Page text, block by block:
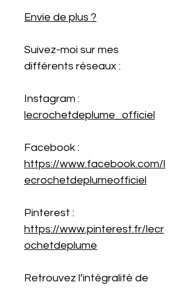
Envie de plus ?
Suivez-moi sur mes
différents réseaux :
Instagram :
lecrochetdeplume_officiel
Facebook :
https://www.facebook.com/l
ecrochetdeplumeofficiel
Pinterest :
https://www.pinterest.fr/lecr
ochetdeplume
Retrouvez l’intégralité de